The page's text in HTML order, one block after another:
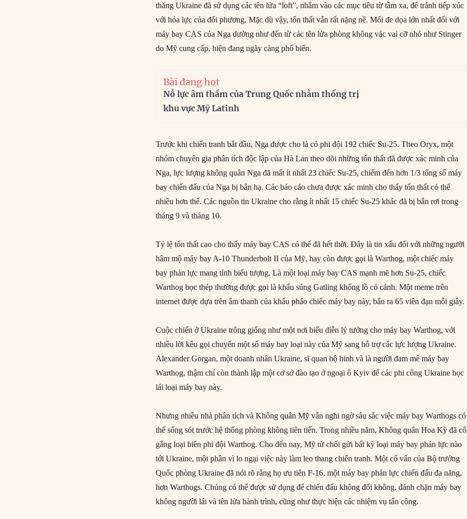
thăng Ukraine đã sử dụng các tên lửa “loft”, nhắm vào các mục tiêu từ tầm xa, để tránh tiếp xúc
với hỏa lực của đối phương. Mặc dù vậy, tổn thất vẫn rất nặng nề. Mối đe dọa lớn nhất đối với
máy bay CAS của Nga dường như đến từ các tên lửa phòng không vác vai cỡ nhỏ như Stinger
do Mỹ cung cấp, hiện đang ngày càng phổ biến.
Bài đang hot
Nỗ lực âm thầm của Trung Quốc nhằm thống trị
khu vực Mỹ Latinh
Trước khi chiến tranh bắt đầu, Nga được cho là có phi đội 192 chiếc Su-25. Theo Oryx, một
nhóm chuyên gia phân tích độc lập của Hà Lan theo dõi những tổn thất đã được xác minh của
Nga, lực lượng không quân Nga đã mất ít nhất 23 chiếc Su-25, chiếm đến hơn 1/3 tổng số máy
bay chiến đấu của Nga bị bắn hạ. Các báo cáo chưa được xác minh cho thấy tổn thất có thể
nhiều hơn thế. Các nguồn tin Ukraine cho rằng ít nhất 15 chiếc Su-25 khác đã bị bắn rơi trong
tháng 9 và tháng 10.
Tỷ lệ tổn thất cao cho thấy máy bay CAS có thể đã hết thời. Đây là tin xấu đối với những người
hâm mộ máy bay A-10 Thunderbolt II của Mỹ, hay còn được gọi là Warthog, một chiếc máy
bay phản lực mang tính biểu tượng. Là một loại máy bay CAS mạnh mẽ hơn Su-25, chiếc
Warthog bọc thép thường được gọi là khẩu súng Gatling khổng lồ có cánh. Một meme trên
internet được dựa trên âm thanh của khẩu pháo chiếc máy bay này, bắn ra 65 viên đạn mỗi giây.
Cuộc chiến ở Ukraine trông giống như một nơi biểu diễn lý tưởng cho máy bay Warthog, với
nhiều lời kêu gọi chuyển một số máy bay loại này của Mỹ sang hỗ trợ các lực lượng Ukraine.
Alexander Gorgan, một doanh nhân Ukraine, sĩ quan bộ binh và là người đam mê máy bay
Warthog, thậm chí còn thành lập một cơ sở đào tạo ở ngoại ô Kyiv để các phi công Ukraine học
lái loại máy bay này.
Nhưng nhiều nhà phân tích và Không quân Mỹ vẫn nghi ngờ sâu sắc việc máy bay Warthogs có
thể sống sót trước hệ thống phòng không tiên tiến. Trong nhiều năm, Không quân Hoa Kỳ đã cố
gắng loại biên phi đội Warthog. Cho đến nay, Mỹ từ chối gửi bất kỳ loại máy bay phản lực nào
tới Ukraine, một phần vì lo ngại việc này làm leo thang chiến tranh. Một cố vấn của Bộ trưởng
Quốc phòng Ukraine đã nói rõ rằng họ ưu tiên F-16, một máy bay phản lực chiến đấu đa năng,
hơn Warthogs. Chúng có thể được sử dụng để chiến đấu không đối không, đánh chặn máy bay
không người lái và tên lửa hành trình, cũng như thực hiện các nhiệm vụ tấn công.